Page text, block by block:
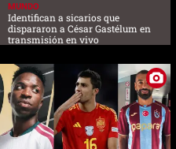
MUNDO
Identifican a sicarios que
dispararon a César Gastélum en
transmisión en vivo